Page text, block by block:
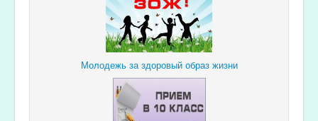
Молодежь за здоровый образ жизни